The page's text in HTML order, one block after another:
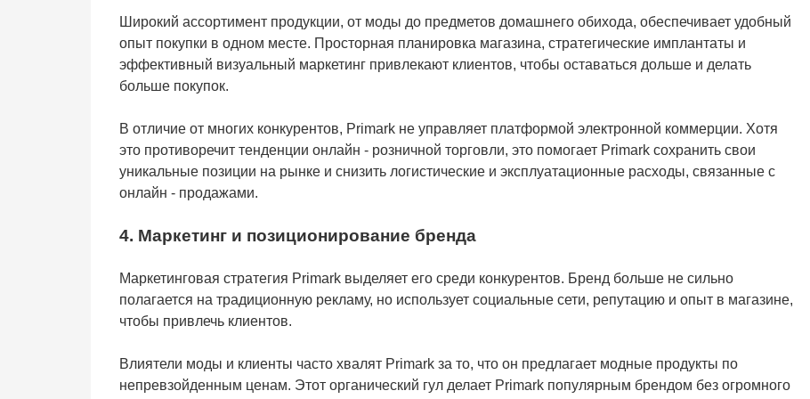
Широкий ассортимент продукции, от моды до предметов домашнего обихода, обеспечивает удобный
опыт покупки в одном месте. Просторная планировка магазина, стратегические имплантаты и
эффективный визуальный маркетинг привлекают клиентов, чтобы оставаться дольше и делать
больше покупок.
В отличие от многих конкурентов, Primark не управляет платформой электронной коммерции. Хотя
это противоречит тенденции онлайн - розничной торговли, это помогает Primark сохранить свои
уникальные позиции на рынке и снизить логистические и эксплуатационные расходы, связанные с
онлайн - продажами.
4. Маркетинг и позиционирование бренда
Маркетинговая стратегия Primark выделяет его среди конкурентов. Бренд больше не сильно
полагается на традиционную рекламу, но использует социальные сети, репутацию и опыт в магазине,
чтобы привлечь клиентов.
Влиятели моды и клиенты часто хвалят Primark за то, что он предлагает модные продукты по
непревзойденным ценам. Этот органический гул делает Primark популярным брендом без огромного